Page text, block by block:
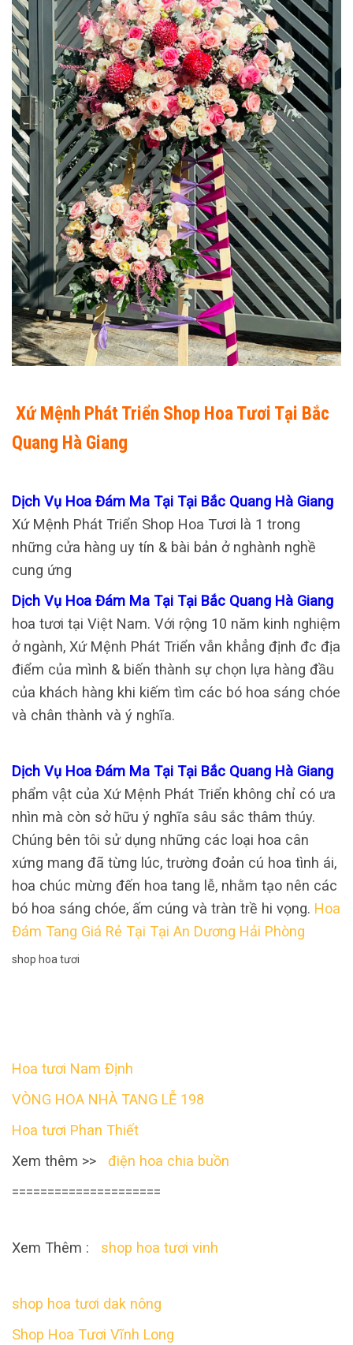
Xứ Mệnh Phát Triển Shop Hoa Tươi Tại Bắc
Quang Hà Giang
Dịch Vụ Hoa Đám Ma Tại Tại Bắc Quang Hà Giang
Xứ Mệnh Phát Triển Shop Hoa Tươi là 1 trong
những cửa hàng uy tín & bài bản ở nghành nghề
cung ứng
Dịch Vụ Hoa Đám Ma Tại Tại Bắc Quang Hà Giang
hoa tươi tại Việt Nam. Với rộng 10 năm kinh nghiệm
ở ngành, Xứ Mệnh Phát Triển vẫn khẳng định đc địa
điểm của mình & biến thành sự chọn lựa hàng đầu
của khách hàng khi kiếm tìm các bó hoa sáng chóe
và chân thành và ý nghĩa.
Dịch Vụ Hoa Đám Ma Tại Tại Bắc Quang Hà Giang
phẩm vật của Xứ Mệnh Phát Triển không chỉ có ưa
nhìn mà còn sở hữu ý nghĩa sâu sắc thâm thúy.
Chúng bên tôi sử dụng những các loại hoa cân
xứng mang đã từng lúc, trường đoản cú hoa tình ái,
hoa chúc mừng đến hoa tang lễ, nhằm tạo nên các
bó hoa sáng chóe, ấm cúng và tràn trề hi vọng. Hoa
Đám Tang Giá Rẻ Tại Tại An Dương Hải Phòng
shop hoa tươi
Hoa tươi Nam Định
VÒNG HOA NHÀ TANG LỄ 198
Hoa tươi Phan Thiết
Xem thêm >>
điện hoa chia buồn
=====================
Xem Thêm : shop hoa tươi vinh
shop hoa tươi dak nông
Shop Hoa Tươi Vĩnh Long